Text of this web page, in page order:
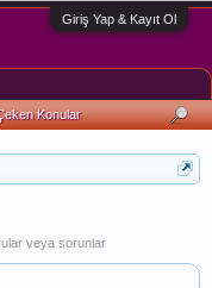
Giriş Yap & Kayıt Ol
veya sorunlar
Konular